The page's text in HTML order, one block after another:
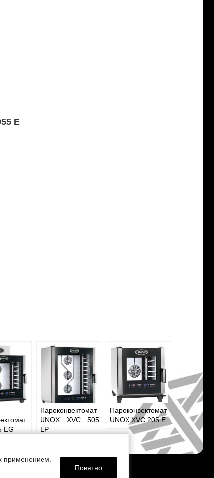
применением.
Понятно
E
EG
Пароконвектомат
UNOX XVC 505
EP
Пароконвектомат
UNOX XVC 205 E